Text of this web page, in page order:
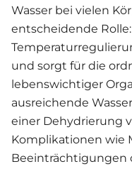
Wasser bei vielen
entscheidende
und sorgt für die
lebenswichtiger
ausreichende
einer Dehydrierung
Komplikationen wie
Beeinträchtigungen